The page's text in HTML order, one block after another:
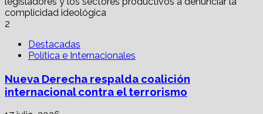
2
Destacadas
Política e Internacionales
Nueva Derecha respalda coalición
internacional contra el terrorismo